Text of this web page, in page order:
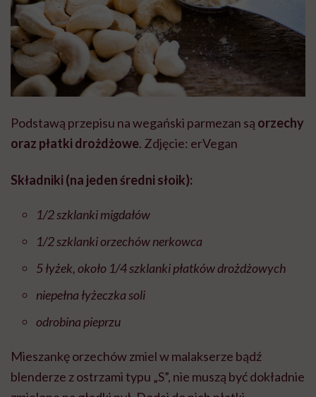
Podstawą przepisu na wegański parmezan są orzechy
oraz płatki drożdżowe. Zdjęcie: erVegan
Składniki (na jeden średni słoik):
1/2 szklanki migdałów
1/2 szklanki orzechów nerkowca
5 łyżek, około 1/4 szklanki płatków drożdżowych
niepełna łyżeczka soli
odrobina pieprzu
Mieszankę orzechów zmiel w malakserze bądź
blenderze z ostrzami typu „S”, nie muszą być dokładnie